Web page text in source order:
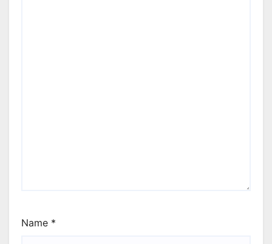
Name *